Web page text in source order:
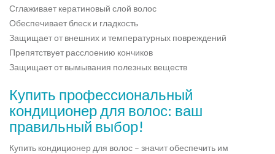
Сглаживает кератиновый слой волос
Обеспечивает блеск и гладкость
Защищает от внешних и температурных повреждений
Препятствует расслоению кончиков
Защищает от вымывания полезных веществ
Купить профессиональный
кондиционер для волос: ваш
правильный выбор!
Купить кондиционер для волос – значит обеспечить им